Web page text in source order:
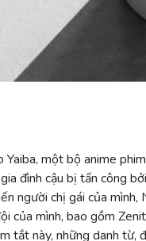
một bộ anime
đình cậu bị tấn công
người chị gái của
của mình, bao gồm
tắt này, những danh